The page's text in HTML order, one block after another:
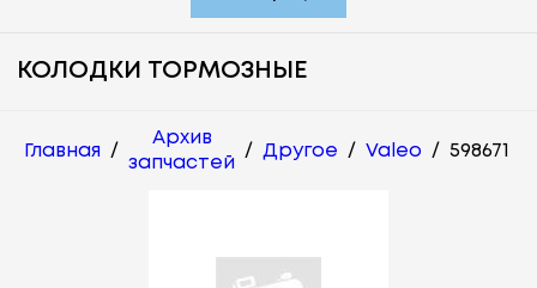
КОЛОДКИ ТОРМОЗНЫЕ
Главная /
Архив
запчастей
/ Другое / Valeo / 598671